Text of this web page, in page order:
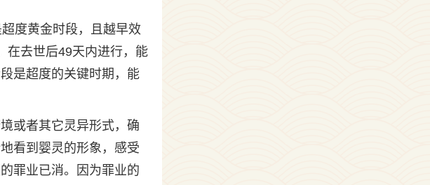
度黄金时段，且越早效
在去世后49天内进行，能
是超度的关键时期，能
或者其它灵异形式，确
看到婴灵的形象，感受
罪业已消。因为罪业的